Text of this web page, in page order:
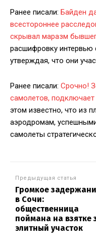
Ранее писали: Байден
всестороннее
скрывал маразм
расшифровку
утверждая, что они
Ранее писали: Срочно!
самолетов,
этом известно, что из
аэродромам,
самолеты
Предыдущая статья
Громкое
в Сочи:
общественница
поймана на взятке
элитный участок